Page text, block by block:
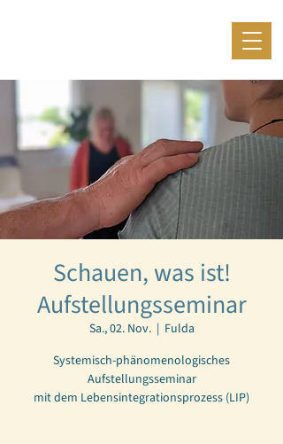
Schauen, was ist!
Aufstellungsseminar
Sa., 02. Nov.
  |
Fulda
Systemisch-phänomenologisches
Aufstellungsseminar
mit dem Lebensintegrationsprozess (LIP)